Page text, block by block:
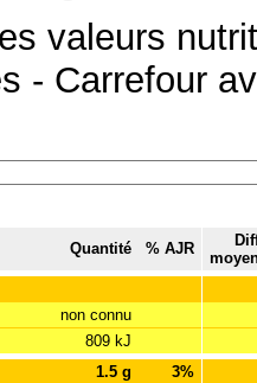
valeurs
- Carrefour
Quantité % AJR
non connu
809 kJ
1.5 g
3%